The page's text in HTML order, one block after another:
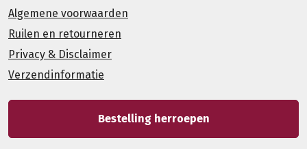
Algemene voorwaarden
Ruilen en retourneren
Privacy & Disclaimer
Verzendinformatie
Bestelling herroepen